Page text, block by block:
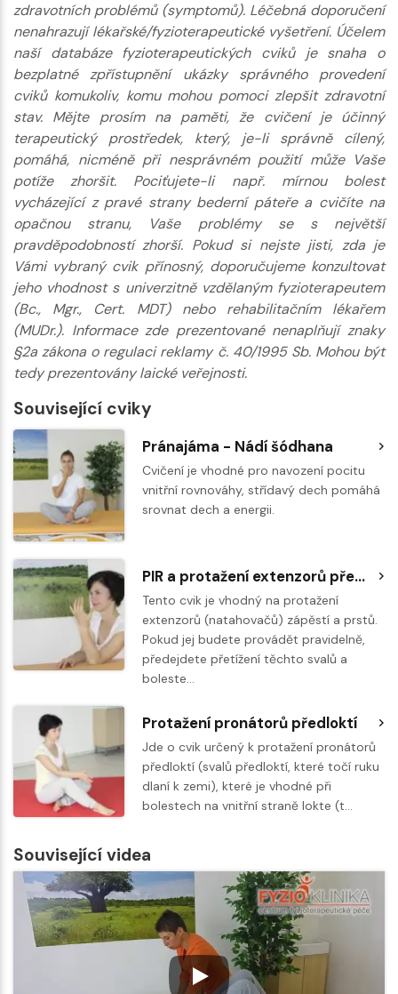
zdravotních problémů (symptomů). Léčebná doporučení
nenahrazují lékařské/fyzioterapeutické vyšetření. Účelem
naší databáze fyzioterapeutických cviků je snaha o
bezplatné zpřístupnění ukázky správného provedení
cviků komukoliv, komu mohou pomoci zlepšit zdravotní
stav. Mějte prosím na paměti, že cvičení je účinný
terapeutický prostředek, který, je-li správně cílený,
pomáhá, nicméně při nesprávném použití může Vaše
potíže zhoršit. Pociťujete-li např. mírnou bolest
vycházející z pravé strany bederní páteře a cvičíte na
opačnou stranu, Vaše problémy se s největší
pravděpodobností zhorší. Pokud si nejste jisti, zda je
Vámi vybraný cvik přínosný, doporučujeme konzultovat
jeho vhodnost s univerzitně vzdělaným fyzioterapeutem
(Bc., Mgr., Cert. MDT) nebo rehabilitačním lékařem
(MUDr.). Informace zde prezentované nenaplňují znaky
§2a zákona o regulaci reklamy č. 40/1995 Sb. Mohou být
tedy prezentovány laické veřejnosti.
Související cviky
Pránajáma - Nádí šódhana
Cvičení je vhodné pro navození pocitu
vnitřní rovnováhy, střídavý dech pomáhá
srovnat dech a energii.
PIR a protažení extenzorů předloktí a ruky
Tento cvik je vhodný na protažení
extenzorů (natahovačů) zápěstí a prstů.
Pokud jej budete provádět pravidelně,
předejdete přetížení těchto svalů a
boleste…
Protažení pronátorů předloktí
Jde o cvik určený k protažení pronátorů
předloktí (svalů předloktí, které točí ruku
dlaní k zemi), které je vhodné při
bolestech na vnitřní straně lokte (t…
Související videa